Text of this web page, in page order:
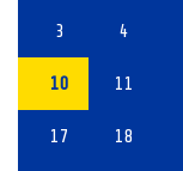
3 4
10 11
17 18